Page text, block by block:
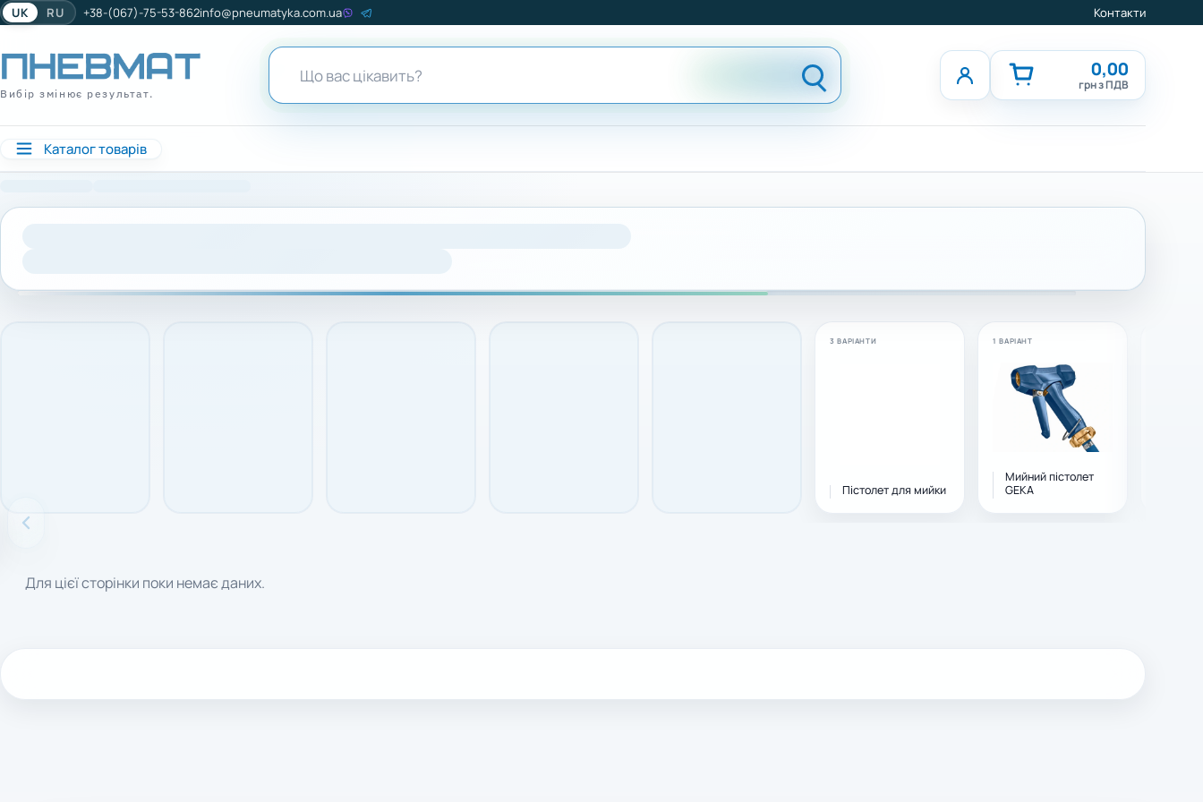
UK RU +38-(067)-75-53-862info@pneumatyka.com.ua Контакти
Вибір змінює результат.
0,00
грн з ПДВ
Каталог товарів
3 ВАРІАНТИ
Пістолет для мийки
1 ВАРІАНТ
Мийний пістолет
GEKA
Для цієї сторінки поки немає даних.